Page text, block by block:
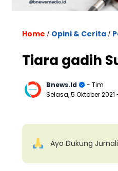
Home / Opini & Cerita /
Tiara gadih
Bnews.id
- Tim
Selasa, 5 Oktober 2021
Ayo Dukung